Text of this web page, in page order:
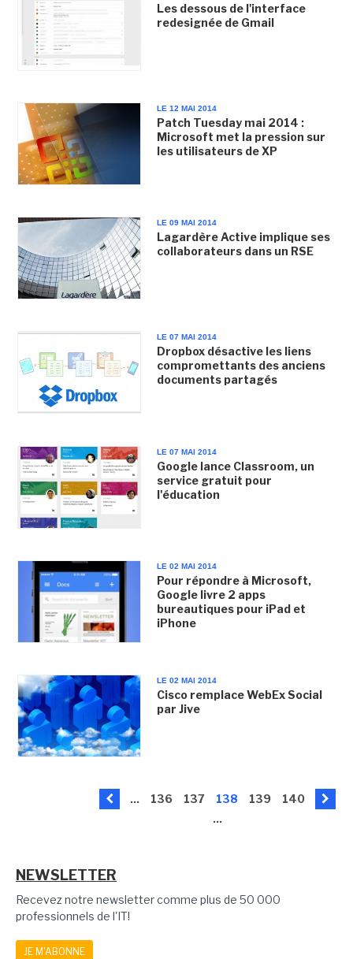
Les dessous de l'interface
redesignée de Gmail
LE 12 MAI 2014
Patch Tuesday mai 2014 :
Microsoft met la pression sur
les utilisateurs de XP
LE 09 MAI 2014
Lagardère Active implique ses
collaborateurs dans un RSE
LE 07 MAI 2014
Dropbox désactive les liens
compromettants des anciens
documents partagés
LE 07 MAI 2014
Google lance Classroom, un
service gratuit pour
l'éducation
LE 02 MAI 2014
Pour répondre à Microsoft,
Google livre 2 apps
bureautiques pour iPad et
iPhone
LE 02 MAI 2014
Cisco remplace WebEx Social
par Jive
... 136 137 138 139
140
...
NEWSLETTER
Recevez notre newsletter comme plus de 50 000
professionnels de l'IT!
JE M'ABONNE